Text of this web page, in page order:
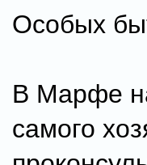
Особых
В Марфе
самого